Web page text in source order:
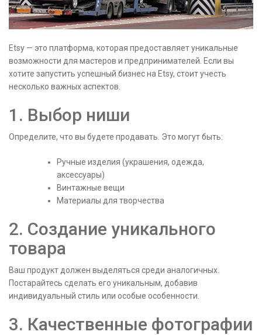
Etsy — это платформа, которая предоставляет уникальные
возможности для мастеров и предпринимателей. Если вы
хотите запустить успешный бизнес на Etsy, стоит учесть
несколько важных аспектов.
1. Выбор ниши
Определите, что вы будете продавать. Это могут быть:
Ручные изделия (украшения, одежда,
аксессуары)
Винтажные вещи
Материалы для творчества
2. Создание уникального
товара
Ваш продукт должен выделяться среди аналогичных.
Постарайтесь сделать его уникальным, добавив
индивидуальный стиль или особые особенности.
3. Качественные фотографии